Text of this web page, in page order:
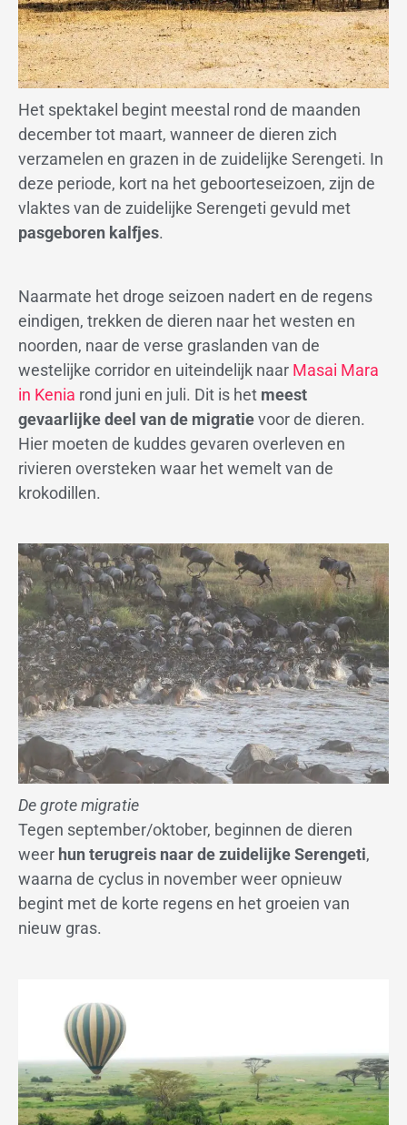
Het spektakel begint meestal rond de maanden
december tot maart, wanneer de dieren zich
verzamelen en grazen in de zuidelijke Serengeti. In
deze periode, kort na het geboorteseizoen, zijn de
vlaktes van de zuidelijke Serengeti gevuld met
pasgeboren kalfjes.
Naarmate het droge seizoen nadert en de regens
eindigen, trekken de dieren naar het westen en
noorden, naar de verse graslanden van de
westelijke corridor en uiteindelijk naar Masai Mara
in Kenia rond juni en juli. Dit is het meest
gevaarlijke deel van de migratievoor de dieren.
Hier moeten de kuddes gevaren overleven en
rivieren oversteken waar het wemelt van de
krokodillen.
De grote migratie
Tegen september/oktober, beginnen de dieren
weer hun terugreis naar de zuidelijke Serengeti,
waarna de cyclus in november weer opnieuw
begint met de korte regens en het groeien van
nieuw gras.